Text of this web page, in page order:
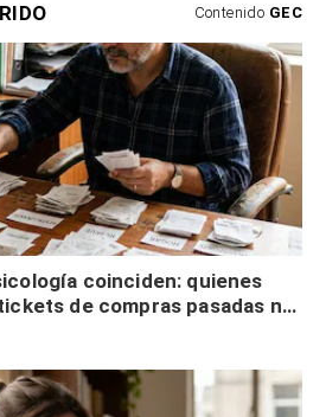
Contenido GEC
coinciden: quienes
de compras pasadas no
que tienen necesidad de